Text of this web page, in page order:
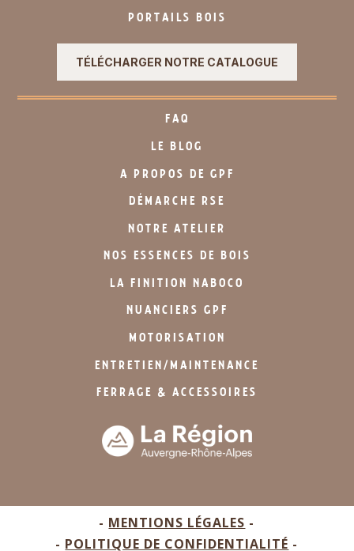
PORTAILS BOIS
TÉLÉCHARGER NOTRE CATALOGUE
FAQ
LE BLOG
A PROPOS DE GPF
DÉMARCHE RSE
NOTRE ATELIER
NOS ESSENCES DE BOIS
LA FINITION NABOCO
NUANCIERS GPF
MOTORISATION
ENTRETIEN/MAINTENANCE
FERRAGE & ACCESSOIRES
- MENTIONS LÉGALES -
- POLITIQUE DE CONFIDENTIALITÉ -